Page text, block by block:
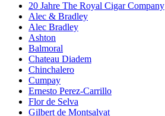
20 Jahre The Royal Cigar Company
Alec & Bradley
Alec Bradley
Ashton
Balmoral
Chateau Diadem
Chinchalero
Cumpay
Ernesto Perez-Carrillo
Flor de Selva
Gilbert de Montsalvat